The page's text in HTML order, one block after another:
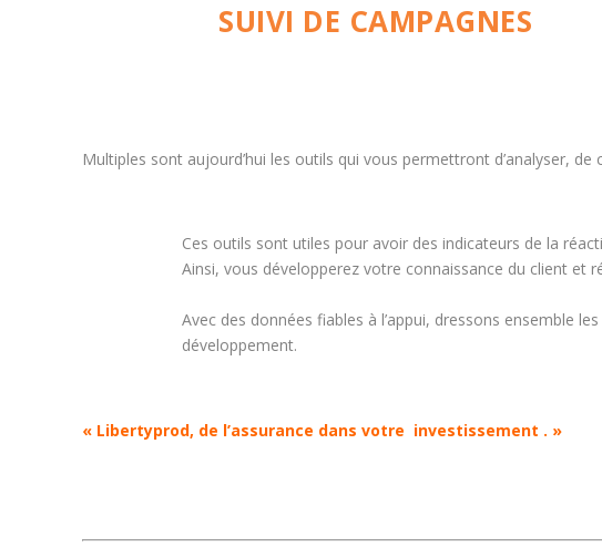
SUIVI DE CAMPAGNES
Multiples sont aujourd’hui les outils qui vous permettront d’analyser,
Ces outils sont utiles pour avoir des indicateurs de la
Ainsi, vous développerez votre connaissance du client et
Avec des données fiables à l’appui, dressons ensemble
développement.
« Libertyprod, de l’assurance dans votre investissement . »